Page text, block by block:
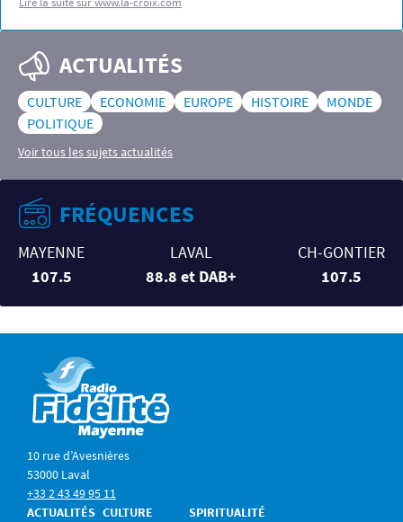
ACTUALITÉS
CULTURE ECONOMIE EUROPE HISTOIRE
MONDE
POLITIQUE
Voir tous les sujets actualités
FRÉQUENCES
MAYENNE
107.5
LAVAL
88.8 et DAB+
CH-GONTIER
107.5
10 rue d’Avesnières
53000 Laval
+33 2 43 49 95 11
ACTUALITÉS CULTURE
SPIRITUALITÉ